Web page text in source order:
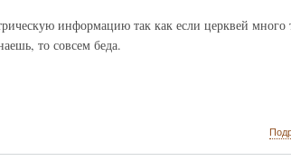
информацию так как если церквей
то совсем беда.